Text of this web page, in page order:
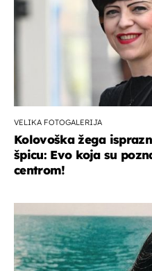
VELIKA FOTOGALERIJA
Kolovoška žega
špicu: Evo koja su
centrom!